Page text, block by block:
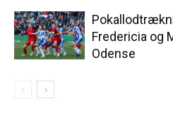
Fredericia og
Odense